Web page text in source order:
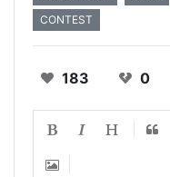
CONTEST
183 0